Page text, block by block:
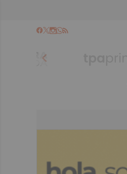
chevron_left